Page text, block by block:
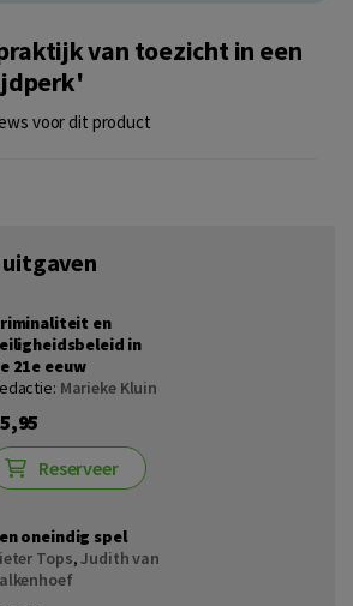
van toezicht in een
voor dit product
en
in
21e eeuw
Marieke Kluin
Reserveer
oneindig spel
Tops,Judith van